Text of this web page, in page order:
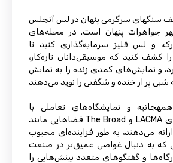
سنگهای سرگرمی پنهان در لس آنجلس
جواهرات پنهان است. در محله‌های
و لس فلیز سرمایه‌گذاری کنید تا
کشف کنید که موسیقی‌دانان تازه‌کار،
و نمایش‌های کمدی زنده را به نمایش
و نمایشگاه‌های تعاملی با
فضاهایی مانند The Broad و LACMA که راه‌های نوآورانه‌ای
می‌دهند، به طور فزاینده‌ای محبوب
که به دنبال غواصی عمیق‌تر در صنعت
و گفتگوهای متعدد بینش‌هایی را